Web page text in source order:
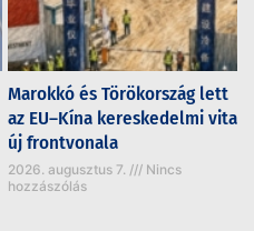
Marokkó és Törökország lett
az EU–Kína kereskedelmi vita
új frontvonala
2026. augusztus 7.
Nincs
hozzászólás